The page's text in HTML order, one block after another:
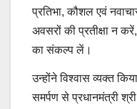
प्रतिभा, कौशल एवं
अवसरों की प्रतीक्षा न
का संकल्प लें।
उन्होंने विश्वास व्यक्त
समर्पण से प्रधानमंत्री